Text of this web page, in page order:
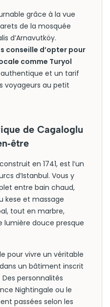
grâce à la vue
de la mosquée
d’Arnavutköy.
conseille d’opter pour
comme Turyol
et un tarif
voyageurs au petit
de Cagaloglu
en 1741, est l’un
d’Istanbul. Vous y
entre bain chaud,
kese et massage
tout en marbre,
lumière douce presque
pour vivre un véritable
un bâtiment inscrit
personnalités
Nightingale ou le
passées selon les